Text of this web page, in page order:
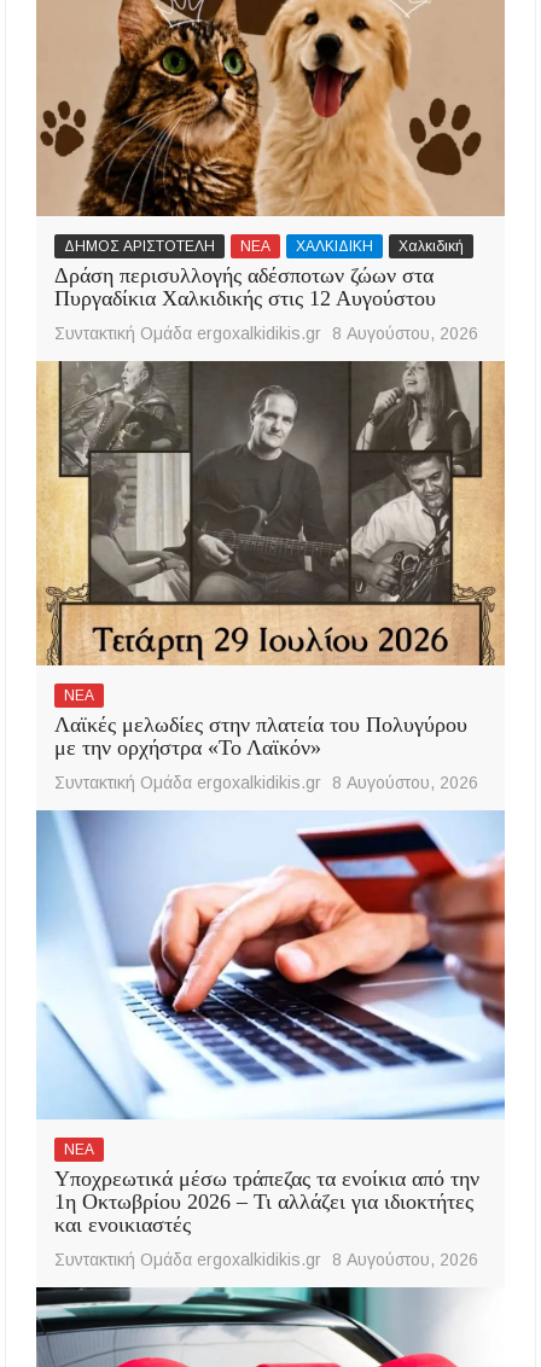
ΔΗΜΟΣ ΑΡΙΣΤΟΤΕΛΗ ΝΕΑ ΧΑΛΚΙΔΙΚΗ Χαλκιδική
Δράση περισυλλογής αδέσποτων ζώων στα
Πυργαδίκια Χαλκιδικής στις 12 Αυγούστου
Συντακτική Ομάδα ergoxalkidikis.gr 8 Αυγούστου, 2026
ΝΕΑ
Λαϊκές μελωδίες στην πλατεία του Πολυγύρου
με την ορχήστρα «Το Λαϊκόν»
Συντακτική Ομάδα ergoxalkidikis.gr 8 Αυγούστου, 2026
ΝΕΑ
Υποχρεωτικά μέσω τράπεζας τα ενοίκια από την
1η Οκτωβρίου 2026 – Τι αλλάζει για ιδιοκτήτες
και ενοικιαστές
Συντακτική Ομάδα ergoxalkidikis.gr 8 Αυγούστου, 2026